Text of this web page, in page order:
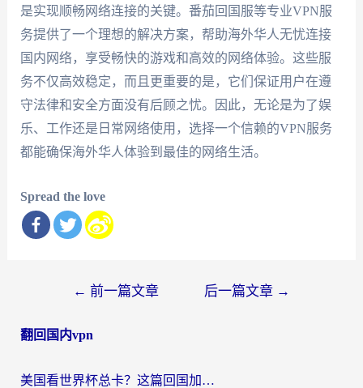
是实现顺畅网络连接的关键。番茄回国服等专业VPN服
务提供了一个理想的解决方案，帮助海外华人无忧连接
国内网络，享受畅快的游戏和高效的网络体验。这些服
务不仅高效稳定，而且更重要的是，它们保证用户在遵
守法律和安全方面没有后顾之忧。因此，无论是为了娱
乐、工作还是日常网络使用，选择一个信赖的VPN服务
都能确保海外华人体验到最佳的网络生活。
Spread the love
导
← 前一篇文章 后一篇文章 →
翻回国内vpn
美国看世界杯总卡？这篇回国加速器指南帮你无缝刷国内资源（附苹果手机VPN设置步骤）